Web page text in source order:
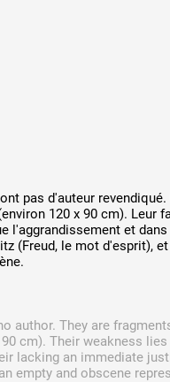
pas d'auteur
120 x 90 cm). Leur
l'aggrandissement et
(Freud, le mot d'esprit),
author. They are
cm). Their weakness
lacking an immediate
empty and obscene